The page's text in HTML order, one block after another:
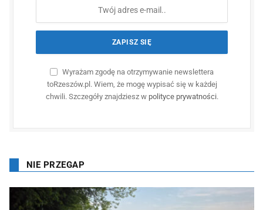
Wyrażam zgodę na otrzymywanie newslettera
toRzeszów.pl. Wiem, że mogę wypisać się w każdej
chwili. Szczegóły znajdziesz w polityce prywatności.
NIE PRZEGAP